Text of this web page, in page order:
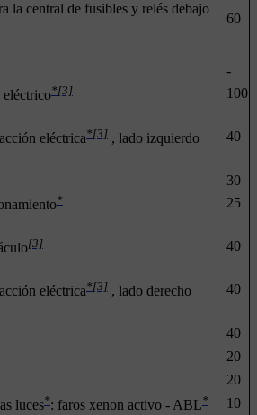
la central de fusibles y relés debajo
60
-
*[3] 100
eléctrica*[3] , lado izquierdo 40
30
* 25
[3] 40
eléctrica*[3] , lado derecho 40
40
20
20
luces*: faros xenon activo - ABL*
10